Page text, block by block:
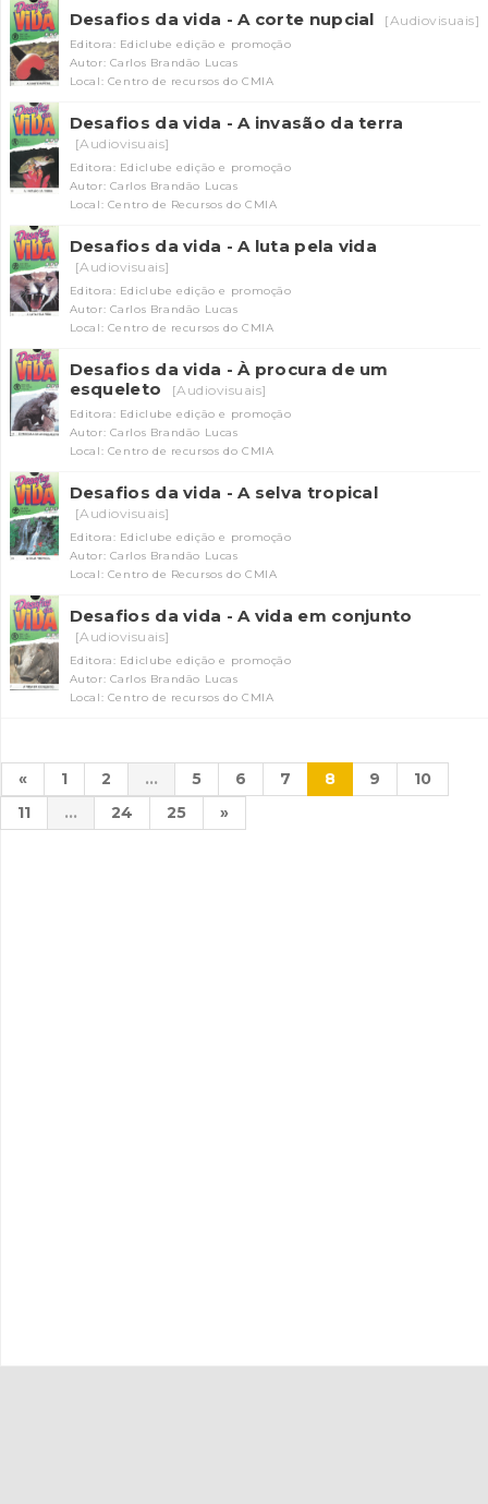
Desafios da vida - A corte nupcial [Audiovisuais]
Editora: Ediclube edição e promoção
Autor: Carlos Brandão Lucas
Local: Centro de recursos do CMIA
Desafios da vida - A invasão da terra
[Audiovisuais]
Editora: Ediclube edição e promoção
Autor: Carlos Brandão Lucas
Local: Centro de Recursos do CMIA
Desafios da vida - A luta pela vida
[Audiovisuais]
Editora: Ediclube edição e promoção
Autor: Carlos Brandão Lucas
Local: Centro de recursos do CMIA
Desafios da vida - À procura de um
esqueleto
[Audiovisuais]
Editora: Ediclube edição e promoção
Autor: Carlos Brandão Lucas
Local: Centro de recursos do CMIA
Desafios da vida - A selva tropical
[Audiovisuais]
Editora: Ediclube edição e promoção
Autor: Carlos Brandão Lucas
Local: Centro de Recursos do CMIA
Desafios da vida - A vida em conjunto
[Audiovisuais]
Editora: Ediclube edição e promoção
Autor: Carlos Brandão Lucas
Local: Centro de recursos do CMIA
« 1 2 ... 5 6 7 8 9
10
11
... 24 25 »